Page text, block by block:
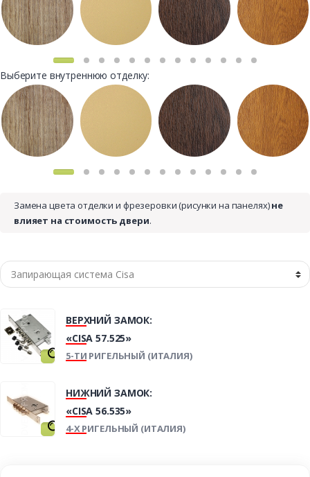
Выберите внутреннюю отделку:
Замена цвета отделки и фрезеровки (рисунки на панелях)не
влияет на стоимость двери.
ВЕРХНИЙ ЗАМОК:
«CISA 57.525»
5-ТИ РИГЕЛЬНЫЙ (ИТАЛИЯ)
НИЖНИЙ ЗАМОК:
«CISA 56.535»
4-Х РИГЕЛЬНЫЙ (ИТАЛИЯ)